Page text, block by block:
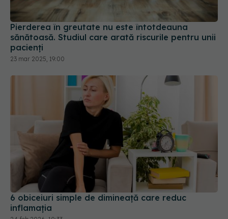
Pierderea în greutate nu este întotdeauna
sănătoasă. Studiul care arată riscurile pentru unii
pacienți
23 mar 2025, 19:00
6 obiceiuri simple de dimineață care reduc
inflamația